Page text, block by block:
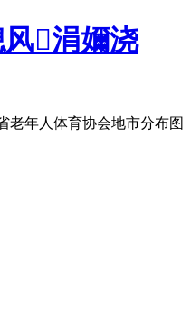
涓嬭浇
老年人体育协会地市分布图